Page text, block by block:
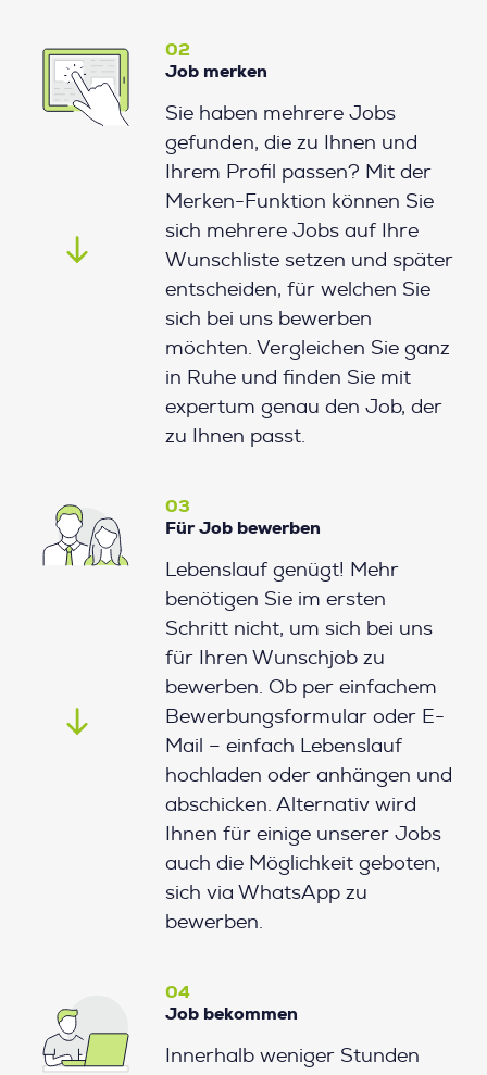
02
Job merken
Sie haben mehrere Jobs
gefunden, die zu Ihnen und
Ihrem Profil passen? Mit der
Merken-Funktion können Sie
sich mehrere Jobs auf Ihre
Wunschliste setzen und später
entscheiden, für welchen Sie
sich bei uns bewerben
möchten. Vergleichen Sie ganz
in Ruhe und finden Sie mit
expertum genau den Job, der
zu Ihnen passt.
03
Für Job bewerben
Lebenslauf genügt! Mehr
benötigen Sie im ersten
Schritt nicht, um sich bei uns
für Ihren Wunschjob zu
bewerben. Ob per einfachem
Bewerbungsformular oder E-
Mail – einfach Lebenslauf
hochladen oder anhängen und
abschicken. Alternativ wird
Ihnen für einige unserer Jobs
auch die Möglichkeit geboten,
sich via WhatsApp zu
bewerben.
04
Job bekommen
Innerhalb weniger Stunden